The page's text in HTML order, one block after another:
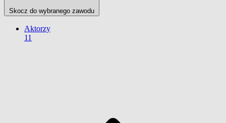
Skocz do wybranego zawodu
Aktorzy
11